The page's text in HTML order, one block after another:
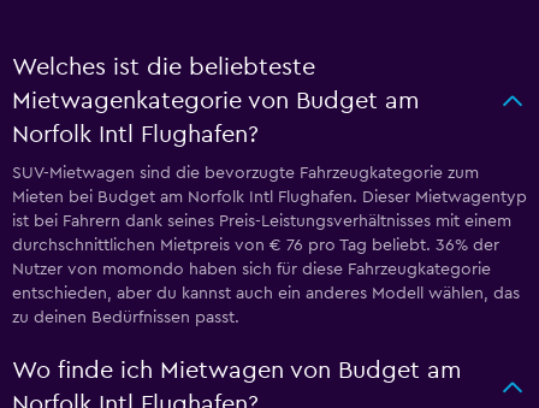
Welches ist die beliebteste
Mietwagenkategorie von Budget am
Norfolk Intl Flughafen?
SUV-Mietwagen sind die bevorzugte Fahrzeugkategorie zum
Mieten bei Budget am Norfolk Intl Flughafen. Dieser Mietwagentyp
ist bei Fahrern dank seines Preis-Leistungsverhältnisses mit einem
durchschnittlichen Mietpreis von € 76 pro Tag beliebt. 36% der
Nutzer von momondo haben sich für diese Fahrzeugkategorie
entschieden, aber du kannst auch ein anderes Modell wählen, das
zu deinen Bedürfnissen passt.
Wo finde ich Mietwagen von Budget am